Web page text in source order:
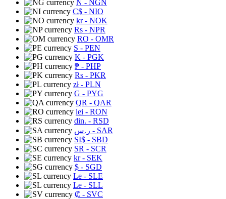
N - NGN
C$ - NIO
kr- NOK
Rs - NPR
RO - OMR
S - PEN
K - PGK
₱ - PHP
Rs - PKR
zł- PLN
G - PYG
QR - QAR
lei - RON
din. - RSD
ر.س - SAR
SI$ - SBD
SR - SCR
kr- SEK
$ - SGD
Le - SLE
Le - SLL
₡ - SVC